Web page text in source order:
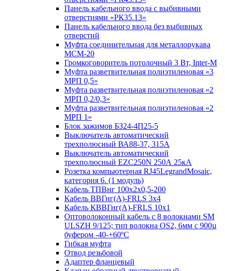
Панель кабельного ввода с выбивными
отверстиями «РК35.13»
Панель кабельного ввода без выбивных
отверстий
Муфта соединительная для металлорукава
МСМ-20
Громкоговоритель потолочный 3 Вт, Inter-M
Муфта разветвительная полиэтиленовая «3
МРП 0,5»
Муфта разветвительная полиэтиленовая «2
МРП 0,2/0,3»
Муфта разветвительная полиэтиленовая «2
МРП 1»
Блок зажимов БЗ24-4П25-5
Выключатель автоматический
трехполюсный ВА88-37, 315А
Выключатель автоматический
трехполюсный EZC250N 250А 25кА
Розетка компьютерная RJ45LegrandMosaic,
категория 6. (1 модуль)
Кабель ТПВнг 100х2х0,5-200
Кабель ВВГнг(А)-FRLS 3х4
Кабель КВВГнг(А)-FRLS 10х1
Оптоволоконный кабель с 8 волокнами SM
ULSZH 9/125; тип волокна OS2, 6мм с 900µ
буфером -40-+60ºC
Гибкая муфта
Отвод резьбовой
Адаптер фланцевый